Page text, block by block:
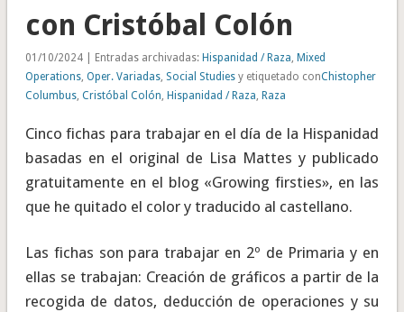
con Cristóbal Colón
01/10/2024 | Entradas archivadas: Hispanidad / Raza, Mixed
Operations, Oper. Variadas, Social Studiesy etiquetado conChistopher
Columbus, Cristóbal Colón, Hispanidad / Raza, Raza
Cinco fichas para trabajar en el día de la Hispanidad
basadas en el original de Lisa Mattes y publicado
gratuitamente en el blog «Growing firsties», en las
que he quitado el color y traducido al castellano.
Las fichas son para trabajar en 2º de Primaria y en
ellas se trabajan: Creación de gráficos a partir de la
recogida de datos, deducción de operaciones y su